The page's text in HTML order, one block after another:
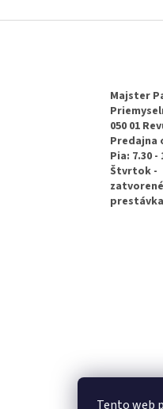
Tento web
Majster
050 01
Predajna
Pia: 7.30 -
Štvrtok -
prestávka